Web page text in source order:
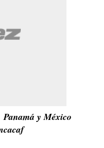
Panamá y México